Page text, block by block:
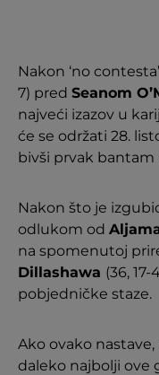
Nakon ‘no
7) pred Seanom
najveći izazov u
će se održati 28.
bivši prvak bantam
Nakon što je
odlukom od
na spomenutoj
Dillashawa (36,
pobjedničke staze.
Ako ovako
daleko najbolji ove